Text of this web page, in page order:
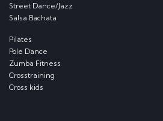
Street Dance/Jazz
Salsa Bachata
Pilates
Pole Dance
Zumba Fitness
Crosstraining
Cross kids